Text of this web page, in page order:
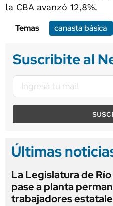
la CBA avanzó 12,8%.
Temas
canasta básica
Suscribite al
Últimas
La Legislatura de
pase a planta
trabajadores